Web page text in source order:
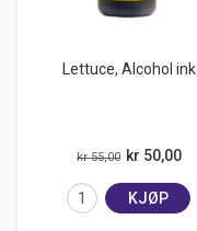
Lettuce, Alcohol ink
kr 55,00 kr 50,00
KJØP